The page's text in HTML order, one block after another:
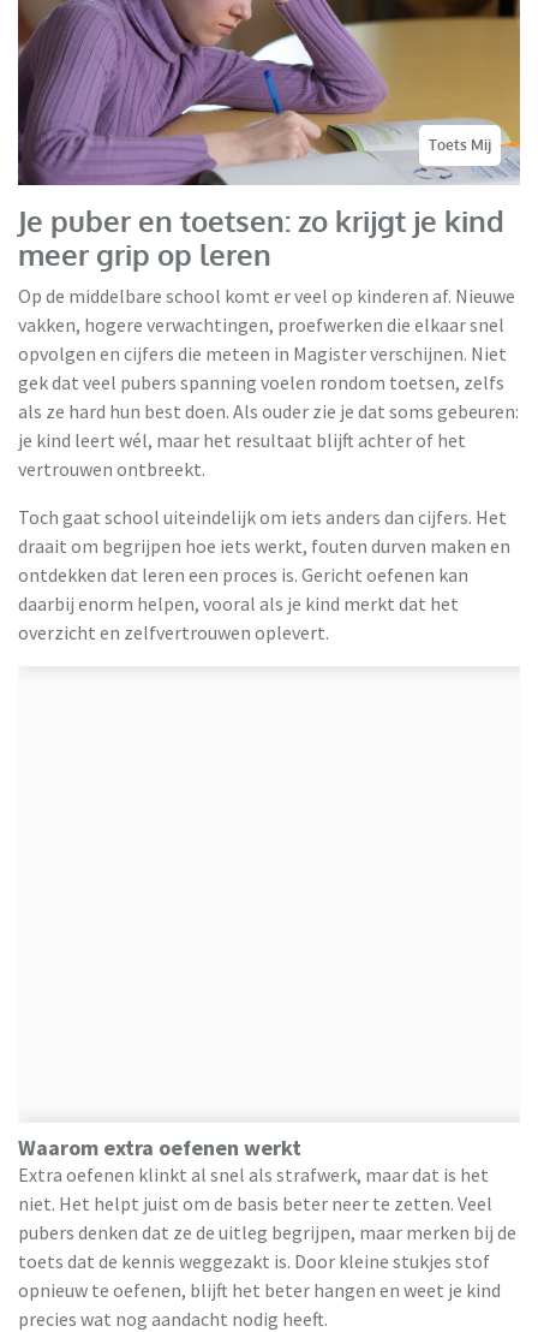
Toets Mij
Je puber en toetsen: zo krijgt je kind
meer grip op leren
Op de middelbare school komt er veel op kinderen af. Nieuwe
vakken, hogere verwachtingen, proefwerken die elkaar snel
opvolgen en cijfers die meteen in Magister verschijnen. Niet
gek dat veel pubers spanning voelen rondom toetsen, zelfs
als ze hard hun best doen. Als ouder zie je dat soms gebeuren:
je kind leert wél, maar het resultaat blijft achter of het
vertrouwen ontbreekt.
Toch gaat school uiteindelijk om iets anders dan cijfers. Het
draait om begrijpen hoe iets werkt, fouten durven maken en
ontdekken dat leren een proces is. Gericht oefenen kan
daarbij enorm helpen, vooral als je kind merkt dat het
overzicht en zelfvertrouwen oplevert.
Waarom extra oefenen werkt
Extra oefenen klinkt al snel als strafwerk, maar dat is het
niet. Het helpt juist om de basis beter neer te zetten. Veel
pubers denken dat ze de uitleg begrijpen, maar merken bij de
toets dat de kennis weggezakt is. Door kleine stukjes stof
opnieuw te oefenen, blijft het beter hangen en weet je kind
precies wat nog aandacht nodig heeft.